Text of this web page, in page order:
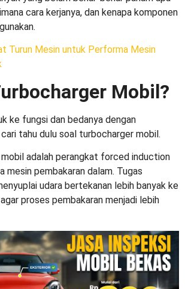
cara kerjanya, dan kenapa komponen
Turun Mesin untuk Performa Mesin
Mobil?
ke fungsi dan bedanya dengan
tahu dulu soal turbocharger mobil.
adalah perangkat forced induction
mesin pembakaran dalam. Tugas
udara bertekanan lebih banyak ke
proses pembakaran menjadi lebih